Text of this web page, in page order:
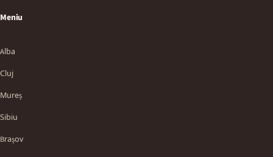
Meniu
Alba
Cluj
Mureș
Sibiu
Brașov